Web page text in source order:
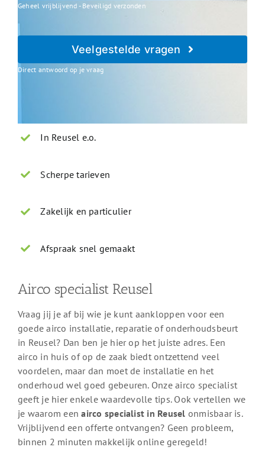
Geheel vrijblijvend - Beveiligd verzonden
Veelgestelde vragen
Direct antwoord op je vraag
In Reusel e.o.
Scherpe tarieven
Zakelijk en particulier
Afspraak snel gemaakt
Airco specialist Reusel
Vraag jij je af bij wie je kunt aankloppen voor een
goede airco installatie, reparatie of onderhoudsbeurt
in Reusel? Dan ben je hier op het juiste adres. Een
airco in huis of op de zaak biedt ontzettend veel
voordelen, maar dan moet de installatie en het
onderhoud wel goed gebeuren. Onze airco specialist
geeft je hier enkele waardevolle tips. Ook vertellen we
je waarom eenairco specialist in Reusel onmisbaar is.
Vrijblijvend een offerte ontvangen? Geen probleem,
binnen 2 minuten makkelijk online geregeld!